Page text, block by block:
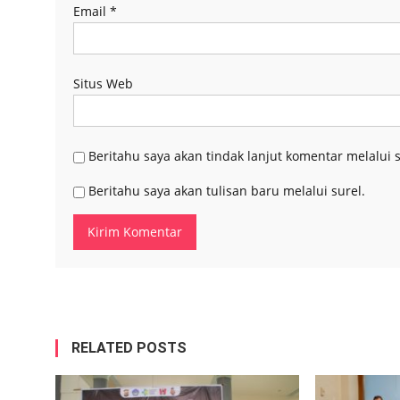
Email *
Situs Web
Beritahu saya akan tindak lanjut komentar melalui
Beritahu saya akan tulisan baru melalui surel.
RELATED POSTS